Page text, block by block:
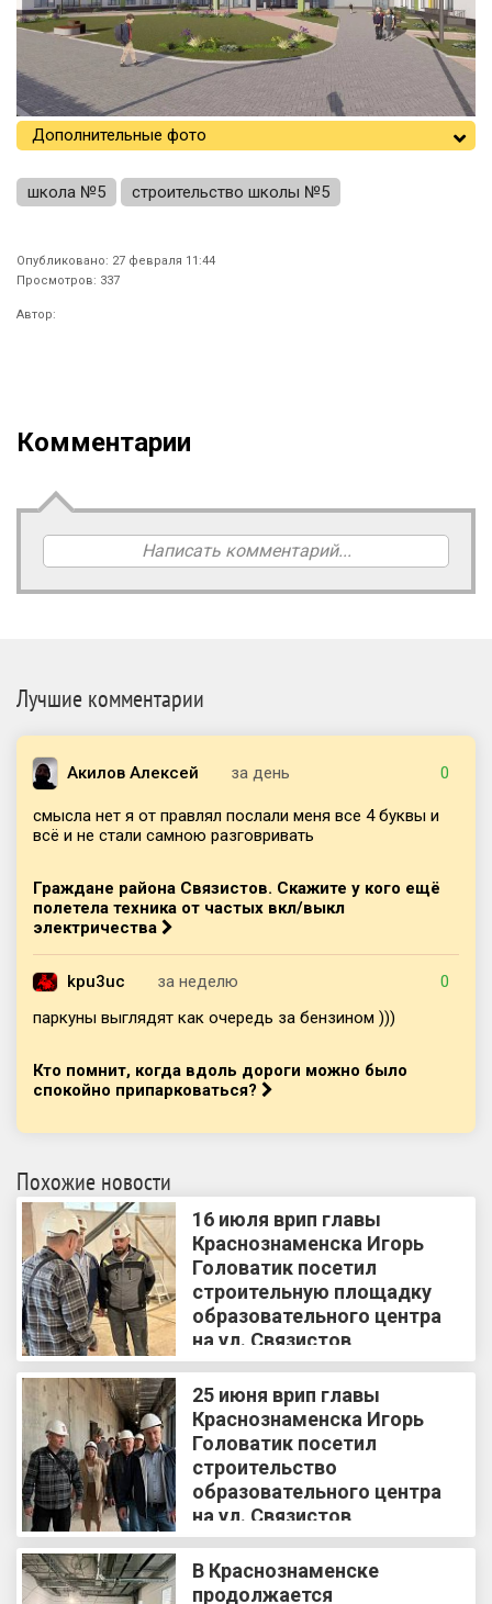
Дополнительные фото
школа №5 строительство школы №5
Опубликовано: 27 февраля 11:44
Просмотров: 337
Автор:
Комментарии
Написать комментарий...
Лучшие комментарии
Акилов Алексей за день 0
смысла нет я от правлял послали меня все 4 буквы и
всё и не стали самною разговривать
Граждане района Связистов. Скажите у кого ещё
полетела техника от частых вкл/выкл
электричества
kpu3uc за неделю
0
паркуны выглядят как очередь за бензином )))
Кто помнит, когда вдоль дороги можно было
спокойно припарковаться?
Похожие новости
16 июля врип главы
Краснознаменска Игорь
Головатик посетил
строительную площадку
образовательного центра
на ул. Связистов
25 июня врип главы
Краснознаменска Игорь
Головатик посетил
строительство
образовательного центра
на ул. Связистов
В Краснознаменске
продолжается